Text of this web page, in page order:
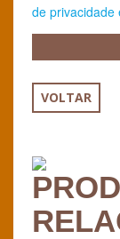
de privacidade
VOLTAR